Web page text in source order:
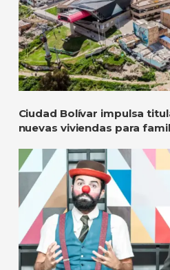
Ciudad Bolívar impulsa
nuevas viviendas para